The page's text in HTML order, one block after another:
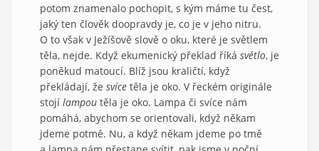
potom znamenalo pochopit, s kým máme tu čest,
jaký ten člověk doopravdy je, co je v jeho nitru.
O to však v Ježíšově slově o oku, které je světlem
těla, nejde. Když ekumenický překlad říká světlo, je
poněkud matoucí. Blíž jsou kraličtí, když
překládají, že svíce těla je oko. V řeckém originále
stojí lampou těla je oko. Lampa či svíce nám
pomáhá, abychom se orientovali, když někam
jdeme potmě. Nu, a když někam jdeme po tmě